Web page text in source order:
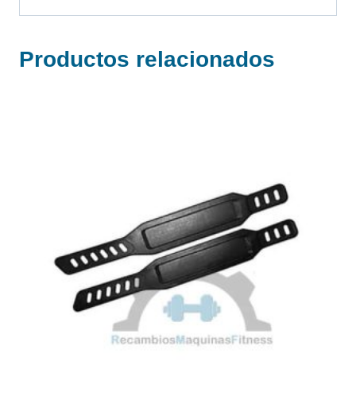
Productos relacionados